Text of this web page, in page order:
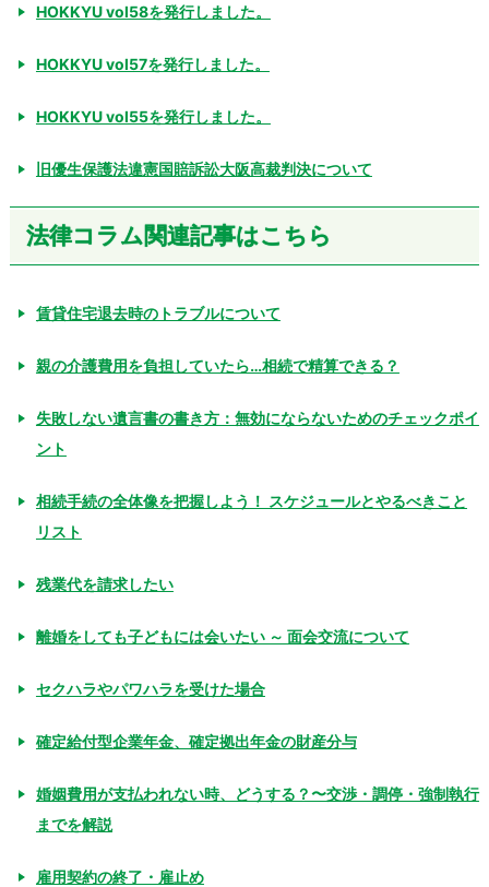
HOKKYU vol58を発行しました。
HOKKYU vol57を発行しました。
HOKKYU vol55を発行しました。
旧優生保護法違憲国賠訴訟大阪高裁判決について
法律コラム関連記事はこちら
賃貸住宅退去時のトラブルについて
親の介護費用を負担していたら…相続で精算できる？
失敗しない遺言書の書き方：無効にならないためのチェックポイ
ント
相続手続の全体像を把握しよう！ スケジュールとやるべきこと
リスト
残業代を請求したい
離婚をしても子どもには会いたい ～ 面会交流について
セクハラやパワハラを受けた場合
確定給付型企業年金、確定拠出年金の財産分与
婚姻費用が支払われない時、どうする？〜交渉・調停・強制執行
までを解説
雇用契約の終了・雇止め